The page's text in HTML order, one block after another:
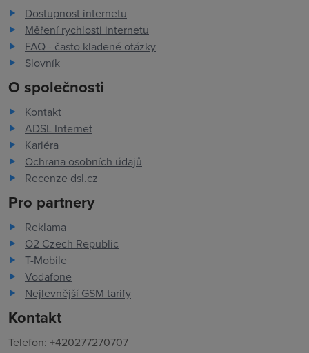
Dostupnost internetu
Měření rychlosti internetu
FAQ - často kladené otázky
Slovník
O společnosti
Kontakt
ADSL Internet
Kariéra
Ochrana osobních údajů
Recenze dsl.cz
Pro partnery
Reklama
O2 Czech Republic
T-Mobile
Vodafone
Nejlevnější GSM tarify
Kontakt
Telefon: +420277270707